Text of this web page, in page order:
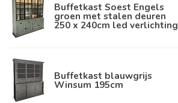
Buffetkast Soest Engels
groen met stalen deuren
250 x 240cm led verlichting
Buffetkast blauwgrijs
Winsum 195cm